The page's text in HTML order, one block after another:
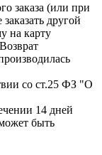
заказа (или при
другой
на карту
со ст.25 ФЗ "О
14 дней
быть